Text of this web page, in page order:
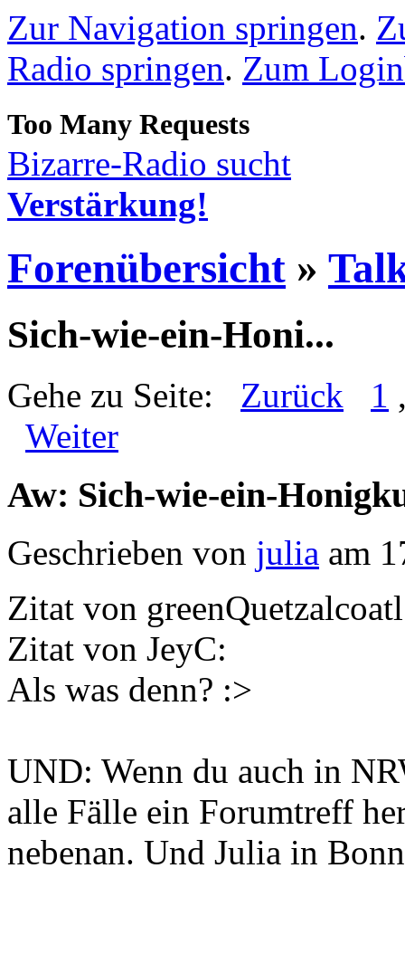
Zur Navigation springen.
Radio springen. Zum
Bizarre-Radio sucht
Verstärkung!
Forenübersicht »
Sich-wie-ein-Honi...
Gehe zu Seite: Zurück 1
Weiter
Aw: Sich-wie-ein-
Geschrieben von julia am
Zitat von
Zitat von JeyC:
Als was denn? :>
UND: Wenn du auch in
alle Fälle ein Forumtreff
nebenan. Und Julia in